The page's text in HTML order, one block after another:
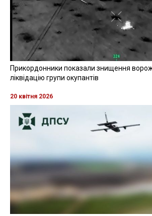
Прикордонники показали знищення
ліквідацію групи окупантів
20 квітня 2026